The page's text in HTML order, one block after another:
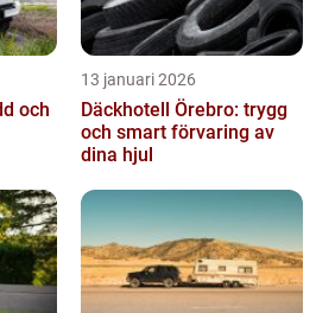
13 januari 2026
Däckhotell Örebro: trygg
och smart förvaring av
dina hjul